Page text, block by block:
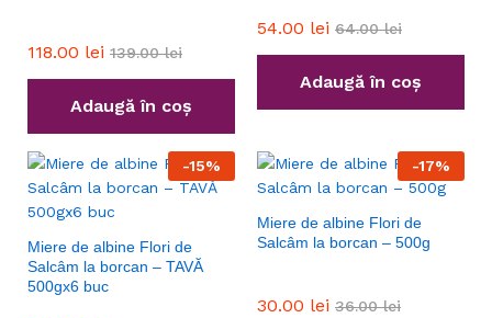
118.00 lei 139.00lei
Adaugă în coș
54.00 lei 64.00lei
Adaugă în coș
-15%
Miere de albine Flori de
Salcâm la borcan – TAVĂ
500gx6 buc
-17%
Miere de albine Flori de
Salcâm la borcan – 500g
30.00 lei 36.00lei